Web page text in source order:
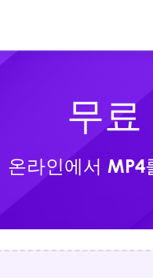
무
온라인에서